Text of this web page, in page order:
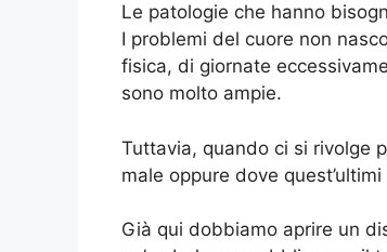
Le patologie che hanno
I problemi del cuore non
fisica, di giornate
sono molto ampie.
Tuttavia, quando ci si rivolge
male oppure dove
Già qui dobbiamo aprire un